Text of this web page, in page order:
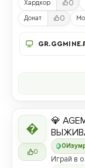
Хардкор 0
Донат 0

0
0
💎
Играй в